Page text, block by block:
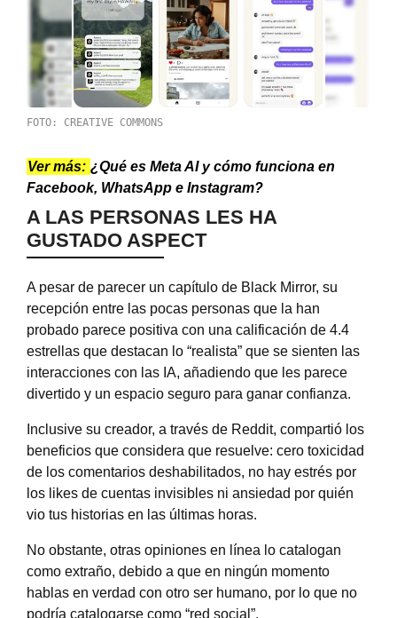
FOTO: CREATIVE COMMONS
Ver más: ¿Qué es Meta AI y cómo funciona en
Facebook, WhatsApp e Instagram?
A LAS PERSONAS LES HA
GUSTADO ASPECT
A pesar de parecer un capítulo de Black Mirror, su
recepción entre las pocas personas que la han
probado parece positiva con una calificación de 4.4
estrellas que destacan lo “realista” que se sienten las
interacciones con las IA, añadiendo que les parece
divertido y un espacio seguro para ganar confianza.
Inclusive su creador, a través de Reddit, compartió los
beneficios que considera que resuelve: cero toxicidad
de los comentarios deshabilitados, no hay estrés por
los likes de cuentas invisibles ni ansiedad por quién
vio tus historias en las últimas horas.
No obstante, otras opiniones en línea lo catalogan
como extraño, debido a que en ningún momento
hablas en verdad con otro ser humano, por lo que no
podría catalogarse como “red social”.